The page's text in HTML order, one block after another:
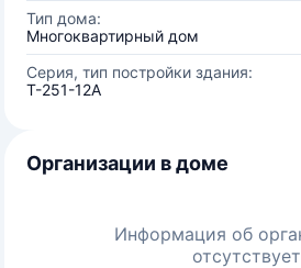
Тип дома:
Многоквартирный дом
Серия, тип постройки здания:
Т-251-12А
Организации в доме
Информация об
отсутствует